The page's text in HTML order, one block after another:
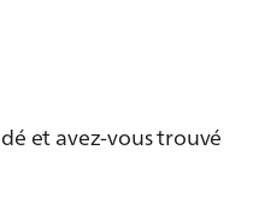
et avez-vous trouvé